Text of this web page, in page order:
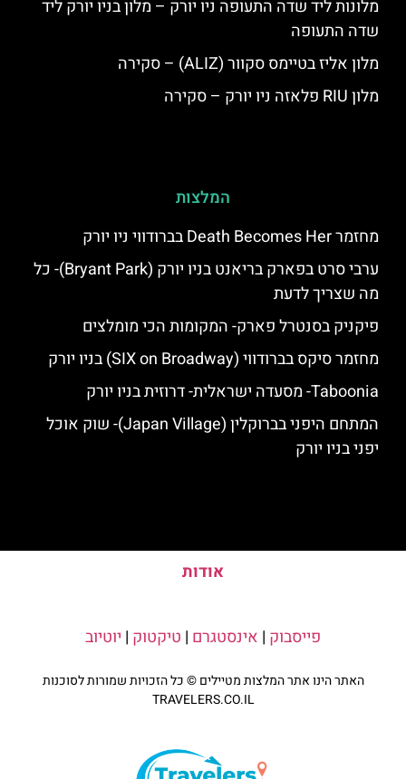
מלונות ליד שדה התעופה ניו יורק – מלון בניו יורק ליד
שדה התעופה
מלון אליז בטיימס סקוור (ALIZ) – סקירה
מלון RIU פלאזה ניו יורק – סקירה
המלצות
מחזמר Death Becomes Her בברודווי ניו יורק
ערבי סרט בפארק בריאנט בניו יורק (Bryant Park)- כל
מה שצריך לדעת
פיקניק בסנטרל פארק- המקומות הכי מומלצים
מחזמר סיקס בברודווי (SIX on Broadway) בניו יורק
Taboonia- מסעדה ישראלית- דרוזית בניו יורק
המתחם היפני בברוקלין (Japan Village)- שוק אוכל
יפני בניו יורק
אודות
פייסבוק | אינסטגרם | טיקטוק | יוטיוב
האתר הינו אתר המלצות מטיילים © כל הזכויות שמורות לסוכנות
TRAVELERS.CO.IL